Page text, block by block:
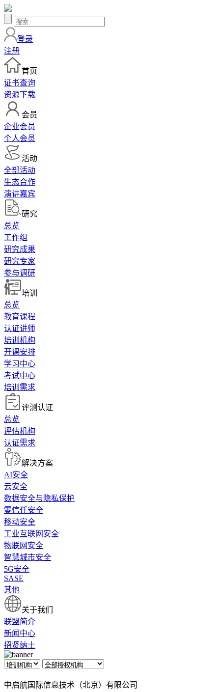
登录
注册
首页
证书查询
资源下载
会员
企业会员
个人会员
活动
全部活动
生态合作
演讲嘉宾
研究
总览
工作组
研究成果
研究专家
参与调研
培训
总览
教育课程
认证讲师
培训机构
开课安排
学习中心
考试中心
培训需求
评测认证
总览
评估机构
认证需求
解决方案
AI安全
云安全
数据安全与隐私保护
零信任安全
移动安全
工业互联网安全
物联网安全
智慧城市安全
5G安全
SASE
其他
关于我们
联盟简介
新闻中心
招贤纳士
中启航国际信息技术（北京）有限公司